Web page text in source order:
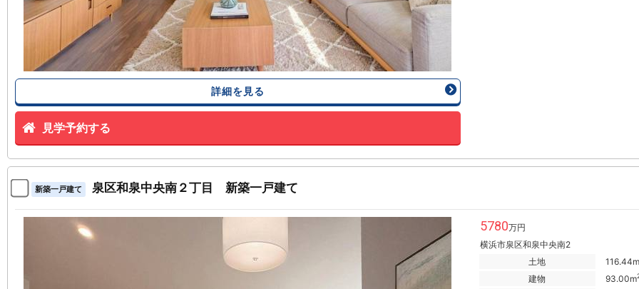
詳細を見る
見学予約する
新築一戸建て 泉区和泉中央南２丁目 新築一戸建て
5780万円
横浜市泉区和泉中央南2
土地
116.44m
建物 93.00m